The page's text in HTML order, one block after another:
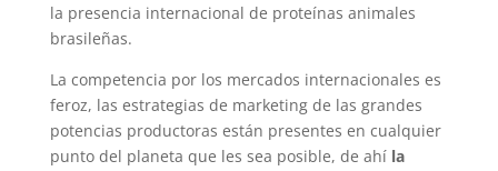
la presencia internacional de proteínas animales
brasileñas.
La competencia por los mercados internacionales es
feroz, las estrategias de marketing de las grandes
potencias productoras están presentes en cualquier
punto del planeta que les sea posible, de ahí la